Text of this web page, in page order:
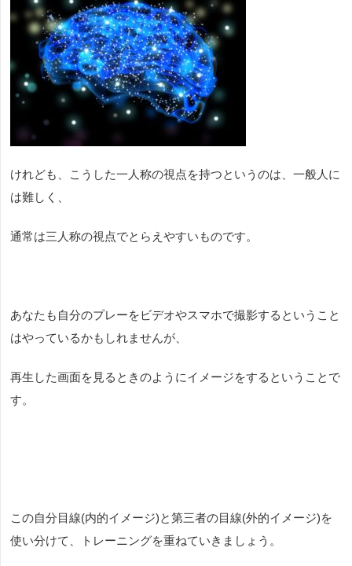
けれども、こうした一人称の視点を持つというのは、一般人に
は難しく、
通常は三人称の視点でとらえやすいものです。
あなたも自分のプレーをビデオやスマホで撮影するということ
はやっているかもしれませんが、
再生した画面を見るときのようにイメージをするということで
す。
この自分目線(内的イメージ)と第三者の目線(外的イメージ)を
使い分けて、トレーニングを重ねていきましょう。